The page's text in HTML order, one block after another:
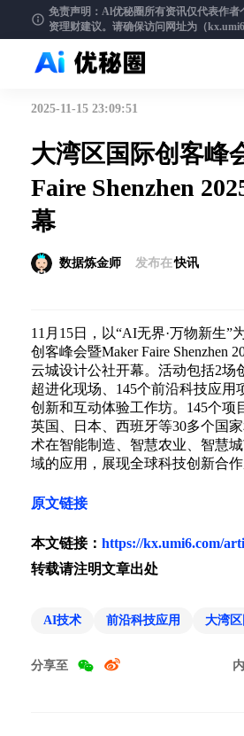
免责声明：Al优秘圈所有资讯仅代表作者
资理财建议。请确保访问网址为（
2025-11-15 23:09:51
大湾区国际创客峰
Faire Shenzhen
幕
数据炼金师 发布在快讯
11月15日，以“AI无界·万物新生”
创客峰会暨Maker Faire Shenzhen
云城设计公社开幕。活动包括2场
超进化现场、145个前沿科技应用
创新和互动体验工作坊。145个项
英国、日本、西班牙等30多个国
术在智能制造、智慧农业、智慧
域的应用，展现全球科技创新合作
原文链接
本文链接： https://kx.umi6.com/
转载请注明文章出处
AI技术 前沿科技应用 大湾
分享至